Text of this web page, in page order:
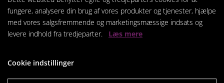
fungere, analysere din brug af vores produkter og tjenester, hjælpe
med vores salgsfremmende og marketingsmæssige indsats og
levere indhold fra tredjeparter. Læs mere
Cookie indstillinger